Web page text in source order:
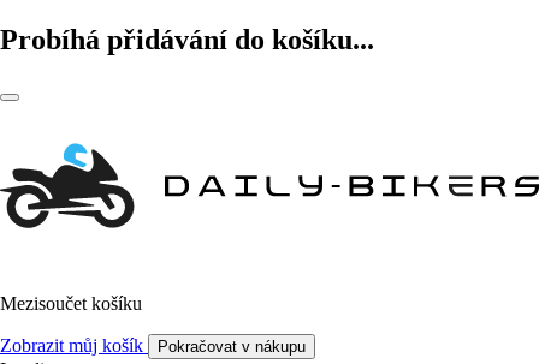
Probíhá přidávání do košíku...
Mezisoučet košíku
Zobrazit můj košík Pokračovat v nákupu